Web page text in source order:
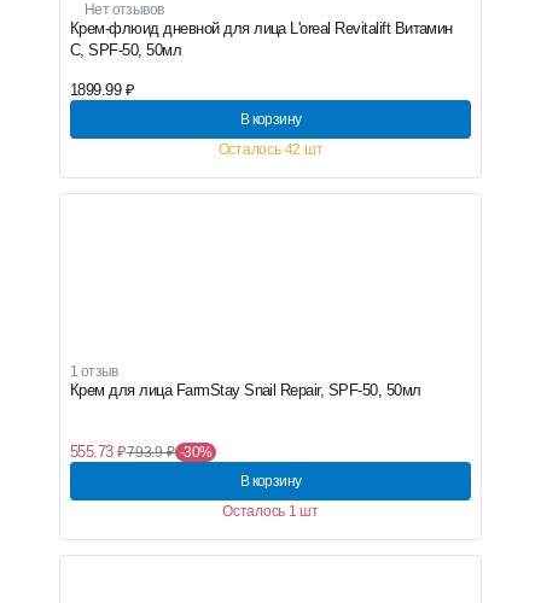
Нет отзывов
Крем-флюид дневной для лица L'oreal Revitalift Витамин
С, SPF-50, 50мл
1899.99 ₽
В корзину
Осталось 42 шт
1 отзыв
Крем для лица FarmStay Snail Repair, SPF-50, 50мл
555.73 ₽793.9 ₽ -30%
В корзину
Осталось 1 шт